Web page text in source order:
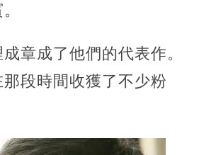
章成了他們的代表作。
段時間收獲了不少粉